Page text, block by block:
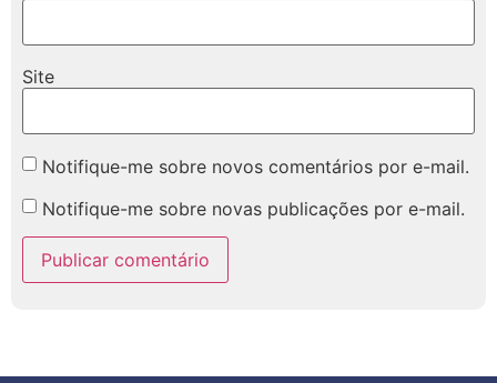
Site
Notifique-me sobre novos comentários por e-mail.
Notifique-me sobre novas publicações por e-mail.